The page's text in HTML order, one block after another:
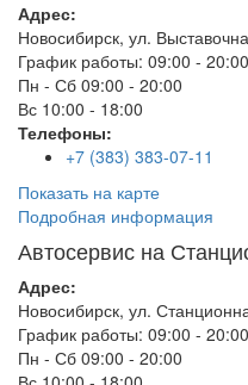
Адрес:
Новосибирск, ул.
График работы: 09:00 - 20:00
Пн - Сб 09:00 - 20:00
Вс 10:00 - 18:00
Телефоны:
+7 (383) 383-07-11
Показать на карте
Подробная информация
Автосервис на
Адрес:
Новосибирск, ул.
График работы: 09:00 - 20:00
Пн - Сб 09:00 - 20:00